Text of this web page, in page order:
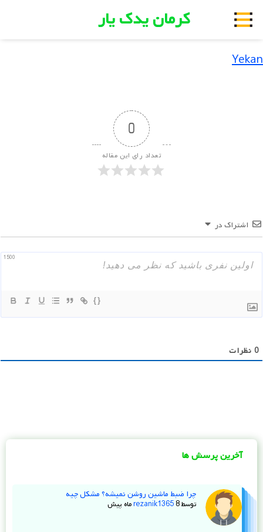
کرمان یدک یار
Yekan
0
تعداد رای این مقاله
اشتراک در
1500
{}
0 نظرات
آخرین پرسش ها
چرا ضبط ماشین روشن نمیشه؟ مشکل چیه
توسط rezanik1365 8 ماه پیش